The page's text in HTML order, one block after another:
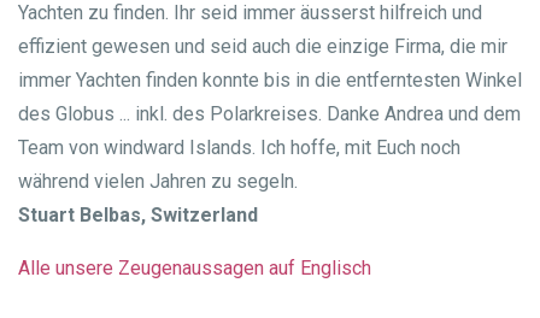
Yachten zu finden. Ihr seid immer äusserst hilfreich und
effizient gewesen und seid auch die einzige Firma, die mir
immer Yachten finden konnte bis in die entferntesten Winkel
des Globus ... inkl. des Polarkreises. Danke Andrea und dem
Team von windward Islands. Ich hoffe, mit Euch noch
während vielen Jahren zu segeln.
Stuart Belbas, Switzerland
Alle unsere Zeugenaussagen auf Englisch